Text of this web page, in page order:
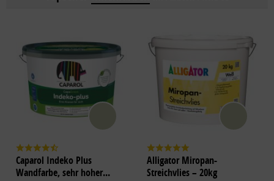
Caparol Indeko Plus
Wandfarbe, sehr hoher...
Alligator Miropan-
Streichvlies – 20kg